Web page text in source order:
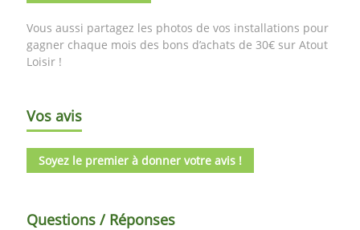
Vous aussi partagez les photos de vos installations pour
gagner chaque mois des bons d’achats de 30€ sur Atout
Loisir !
Vos avis
Soyez le premier à donner votre avis !
Questions / Réponses